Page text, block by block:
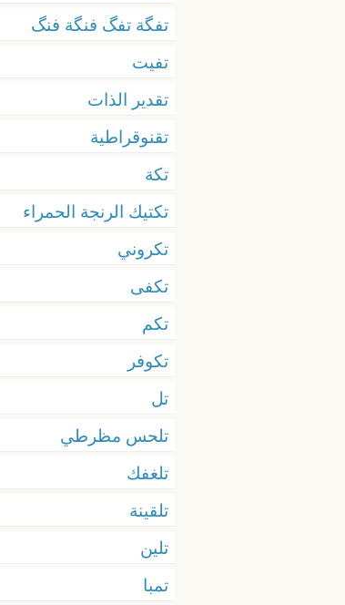
تفگة تفگ فنگة فنگ
تفيت
تقدير الذات
تقنوقراطية
تكة
تكتيك الرنجة الحمراء
تكروني
تكفى
تكم
تكوفر
تل
تلحس مظرطي
تلغفك
تلقينة
تلين
تمبا